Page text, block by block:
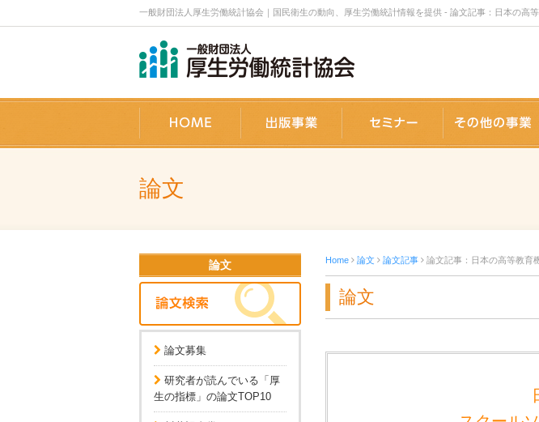
一般財団法人厚生労働統計協会｜国民衛生の動向、厚生労働統計情報を提供 - 論文記事：日本の
ホーム 出版事業 セミナー
論文
論文
論文募集
研究者が読んでいる「厚
生の指標」の論文TOP10
Home 論文 論文記事 論文記事：日本の高等教育
論文